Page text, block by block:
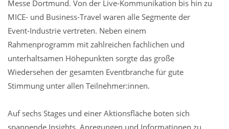
Messe Dortmund. Von der Live-Kommunikation bis hin zu
MICE- und Business-Travel waren alle Segmente der
Event-Industrie vertreten. Neben einem
Rahmenprogramm mit zahlreichen fachlichen und
unterhaltsamen Höhepunkten sorgte das große
Wiedersehen der gesamten Eventbranche für gute
Stimmung unter allen Teilnehmer:innen.
Auf sechs Stages und einer Aktionsfläche boten sich
spannende Insights, Anregungen und Informationen zu